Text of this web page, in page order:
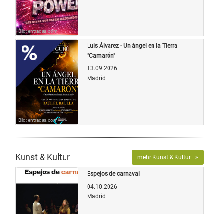
Bild: entradas.com
Bild: entradas.com
Luis Álvarez - Un ángel en la Tierra
"Camarón"
13.09.2026
Madrid
Kunst & Kultur mehr Kunst & Kultur
Espejos de carnaval
04.10.2026
Madrid